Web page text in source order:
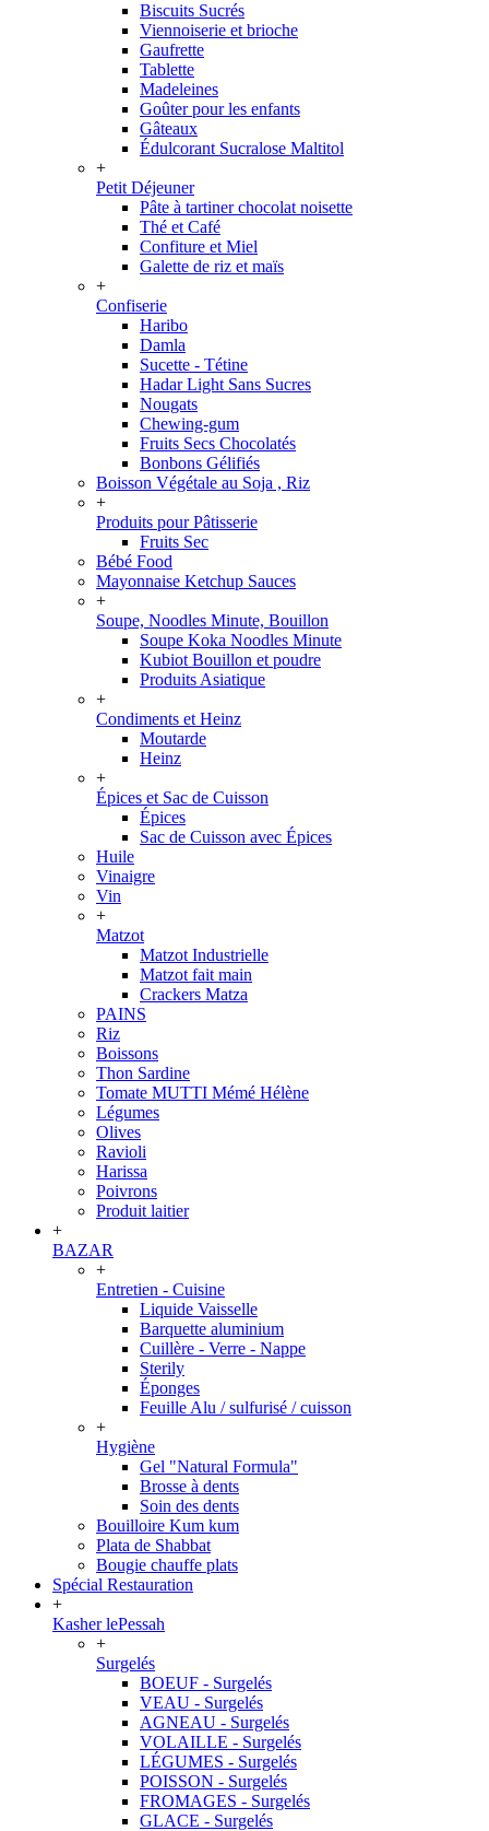
Biscuits Sucrés
Viennoiserie et brioche
Gaufrette
Tablette
Madeleines
Goûter pour les enfants
Gâteaux
Édulcorant Sucralose Maltitol
+
Petit Déjeuner
Pâte à tartiner chocolat noisette
Thé et Café
Confiture et Miel
Galette de riz et maïs
+
Confiserie
Haribo
Damla
Sucette - Tétine
Hadar Light Sans Sucres
Nougats
Chewing-gum
Fruits Secs Chocolatés
Bonbons Gélifiés
Boisson Végétale au Soja , Riz
+
Produits pour Pâtisserie
Fruits Sec
Bébé Food
Mayonnaise Ketchup Sauces
+
Soupe, Noodles Minute, Bouillon
Soupe Koka Noodles Minute
Kubiot Bouillon et poudre
Produits Asiatique
+
Condiments et Heinz
Moutarde
Heinz
+
Épices et Sac de Cuisson
Épices
Sac de Cuisson avec Épices
Huile
Vinaigre
Vin
+
Matzot
Matzot Industrielle
Matzot fait main
Crackers Matza
PAINS
Riz
Boissons
Thon Sardine
Tomate MUTTI Mémé Hélène
Légumes
Olives
Ravioli
Harissa
Poivrons
Produit laitier
+
BAZAR
+
Entretien - Cuisine
Liquide Vaisselle
Barquette aluminium
Cuillère - Verre - Nappe
Sterily
Éponges
Feuille Alu / sulfurisé / cuisson
+
Hygiène
Gel "Natural Formula"
Brosse à dents
Soin des dents
Bouilloire Kum kum
Plata de Shabbat
Bougie chauffe plats
Spécial Restauration
+
Kasher lePessah
+
Surgelés
BOEUF - Surgelés
VEAU - Surgelés
AGNEAU - Surgelés
VOLAILLE - Surgelés
LÉGUMES - Surgelés
POISSON - Surgelés
FROMAGES - Surgelés
GLACE - Surgelés